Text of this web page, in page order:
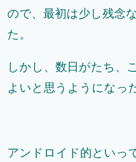
ので、最初は少し残念
た。
しかし、数日がたち、
よいと思うようになっ
アンドロイド的といっ